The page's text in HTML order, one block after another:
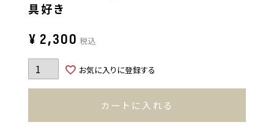
具好き
¥ 2,300 税込
お気に入りに登録する
カートに入れる